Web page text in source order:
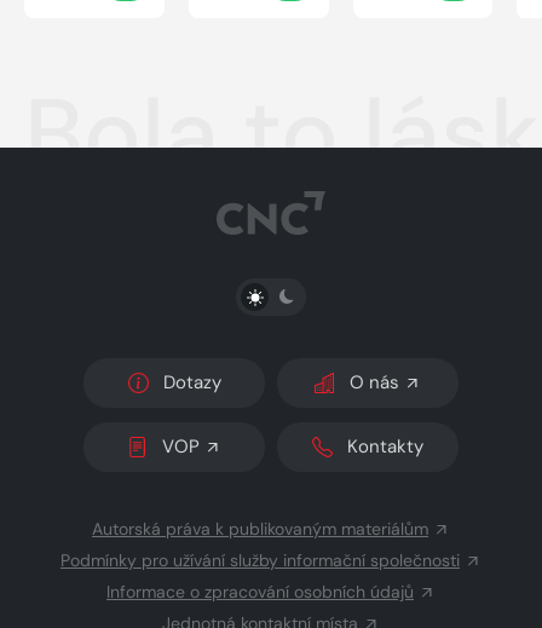
Bola to
PŘEPNOUT SVĚTLÝ/TMAVÝ REŽIM
Dotazy O nás
VOP Kontakty
Autorská práva k publikovaným materiálům
Podmínky pro užívání služby informační společnosti
Informace o zpracování osobních údajů
Jednotná kontaktní místa